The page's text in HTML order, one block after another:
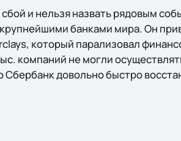
и нельзя назвать рядовым
банками мира. Он
который парализовал
компаний не могли
довольно быстро